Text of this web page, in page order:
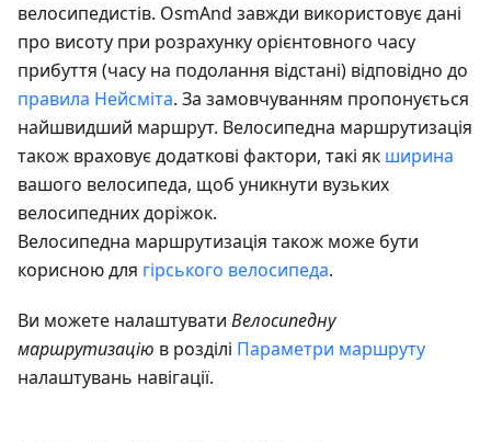
велосипедистів. OsmAnd завжди використовує дані
про висоту при розрахунку орієнтовного часу
прибуття (часу на подолання відстані) відповідно до
правила Нейсміта. За замовчуванням пропонується
найшвидший маршрут. Велосипедна маршрутизація
також враховує додаткові фактори, такі як ширина
вашого велосипеда, щоб уникнути вузьких
велосипедних доріжок.
Велосипедна маршрутизація також може бути
корисною для гірського велосипеда.
Ви можете налаштувати Велосипедну
маршрутизацію в розділі Параметри маршруту
налаштувань навігації.